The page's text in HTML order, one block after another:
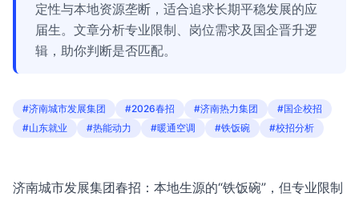
定性与本地资源垄断，适合追求长期平稳发展的应
届生。文章分析专业限制、岗位需求及国企晋升逻
辑，助你判断是否匹配。
#济南城市发展集团 #2026春招 #济南热力集团
#国企校招
#山东就业
#热能动力 #暖通空调 #铁饭碗 #校招分析
济南城市发展集团春招：本地生源的“铁饭碗”，但专业限制